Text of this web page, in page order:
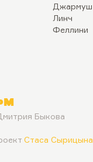
Джармуш
Линч
Феллини
Быкова
Стаса Сырицына